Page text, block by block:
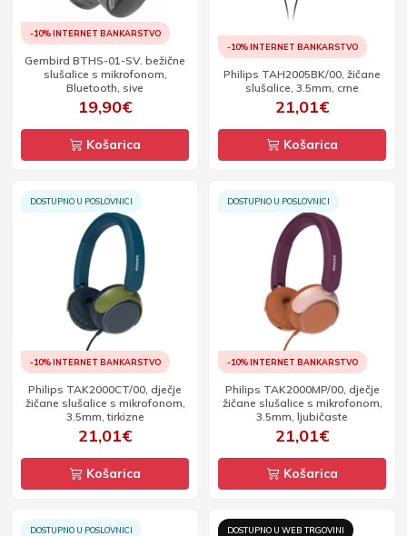
-10% INTERNET BANKARSTVO
Gembird BTHS-01-SV. bežične
slušalice s mikrofonom,
Bluetooth, sive
19,90€
Košarica
-10% INTERNET BANKARSTVO
Philips TAH2005BK/00, žičane
slušalice, 3.5mm, crne
21,01€
Košarica
DOSTUPNO U POSLOVNICI
-10% INTERNET BANKARSTVO
Philips TAK2000CT/00, dječje
žičane slušalice s mikrofonom,
3.5mm, tirkizne
21,01€
Košarica
DOSTUPNO U POSLOVNICI
-10% INTERNET BANKARSTVO
Philips TAK2000MP/00, dječje
žičane slušalice s mikrofonom,
3.5mm, ljubičaste
21,01€
Košarica
DOSTUPNO U POSLOVNICI DOSTUPNO U WEB TRGOVINI